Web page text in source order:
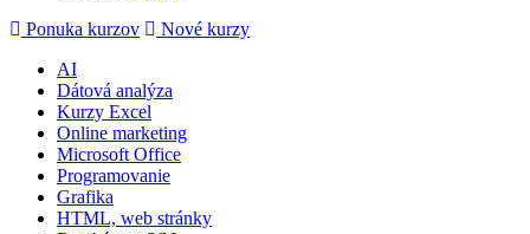
Ponuka kurzov
Nové kurzy
AI
Dátová analýza
Kurzy Excel
Online marketing
Microsoft Office
Programovanie
Grafika
HTML, web stránky